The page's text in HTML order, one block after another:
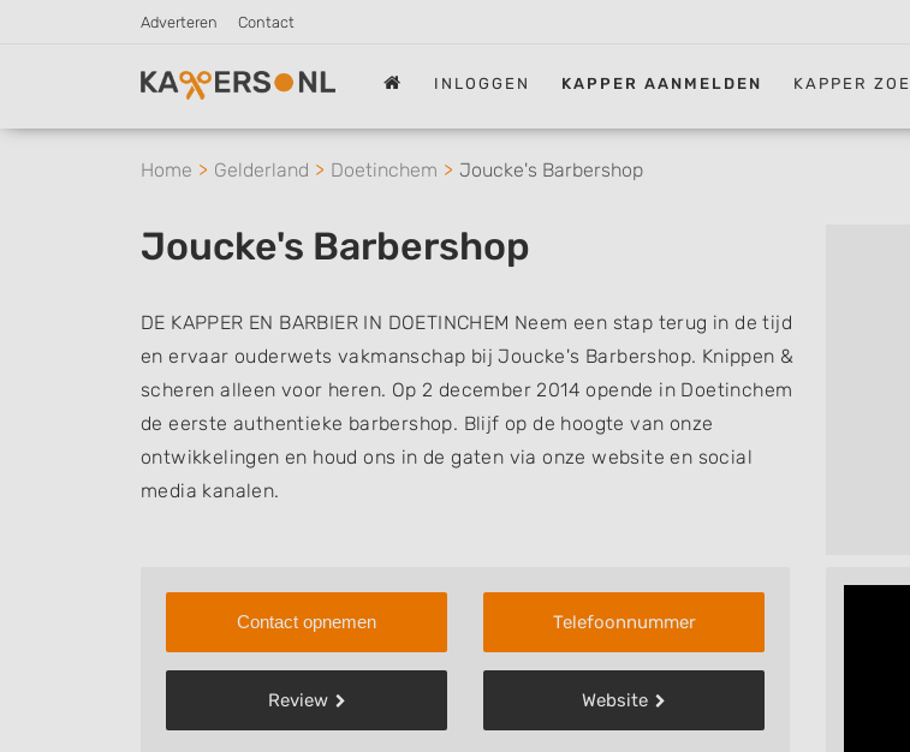
Adverteren Contact
INLOGGEN KAPPER AANMELDEN KAPPER
Home Gelderland Doetinchem Joucke's Barbershop
Joucke's Barbershop
DE KAPPER EN BARBIER IN DOETINCHEM Neem een stap terug in de tijd
en ervaar ouderwets vakmanschap bij Joucke's Barbershop. Knippen &
scheren alleen voor heren. Op 2 december 2014 opende in Doetinchem
de eerste authentieke barbershop. Blijf op de hoogte van onze
ontwikkelingen en houd ons in de gaten via onze website en social
media kanalen.
Contact opnemen
Review
Telefoonnummer
Website